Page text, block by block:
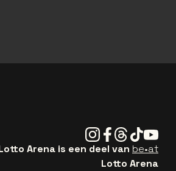
Instagram
Facebook
Threads
TiktokYoutube
Arena is een deel van be•at
Lotto Arena